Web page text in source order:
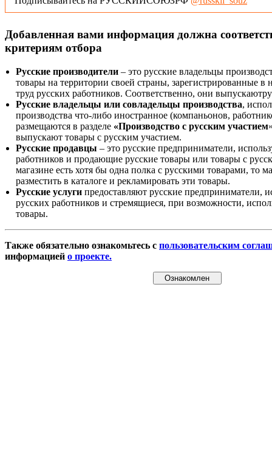
Добавленная вами информация должна
критериям отбора
Русские производители – это русские владельцы
товары на территории своей страны, зарегистрированные
труд русских работников. Соответственно, они
Русские владельцы или совладельцы производства,
производства что-либо иностранное (компаньонов,
размещаются в разделе «Производство с русским участием
выпускают товары с русским участием.
Русские продавцы – это русские предприниматели,
работников и продающие русские товары или товары с
магазине есть хотя бы одна полка с русскими товарами, то
разместить в каталоге и рекламировать эти товары.
Русские услуги предоставляют русские предприниматели,
русских работников и стремящиеся, при возможности,
товары.
Также обязательно ознакомьтесь с пользовательским
информацией о проекте.
Ознакомлен